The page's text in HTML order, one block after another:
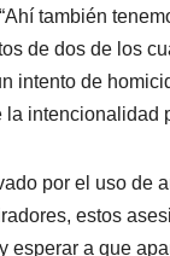
también
de dos de los
intento de
intencionalidad
por el uso de
estos
a que